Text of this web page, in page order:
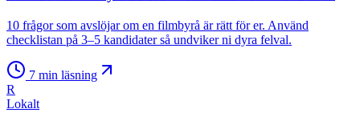
10 frågor som avslöjar om en filmbyrå är rätt för er. Använd
checklistan på 3–5 kandidater så undviker ni dyra felval.
7 min läsning
R
Lokalt